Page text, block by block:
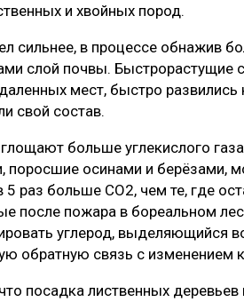
и хвойных пород.
сильнее, в процессе обнажив
слой почвы. Быстрорастущие
мест, быстро развились
свой состав.
больше углекислого
поросшие осинами и берёзами,
5 раз больше CO2, чем те, где
после пожара в бореальном
углерод, выделяющийся
обратную связь с изменением
посадка лиственных